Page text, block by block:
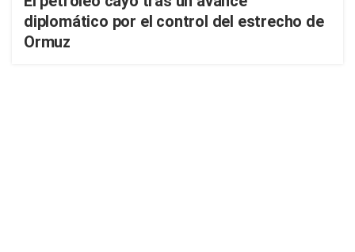
diplomático por el control del estrecho de
Ormuz